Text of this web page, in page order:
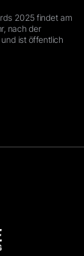
2025 findet am
nach der
ist öffentlich